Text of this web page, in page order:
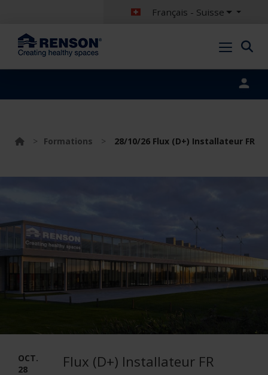
Français - Suisse
> Formations > 28/10/26 Flux (D+) Installateur FR
OCT.
28
Flux (D+) Installateur FR